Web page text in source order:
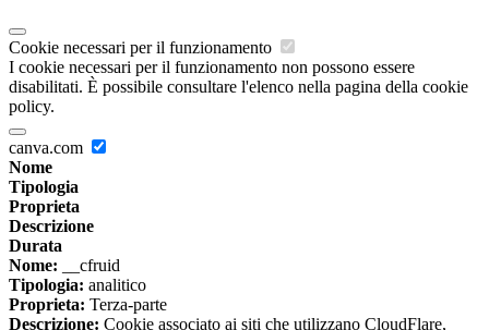
Cookie necessari per il funzionamento
I cookie necessari per il funzionamento non possono essere
disabilitati. È possibile consultare l'elenco nella pagina della cookie
policy.
canva.com
Nome
Tipologia
Proprieta
Descrizione
Durata
Nome: __cfruid
Tipologia: analitico
Proprieta: Terza-parte
Descrizione: Cookie associato ai siti che utilizzano CloudFlare,